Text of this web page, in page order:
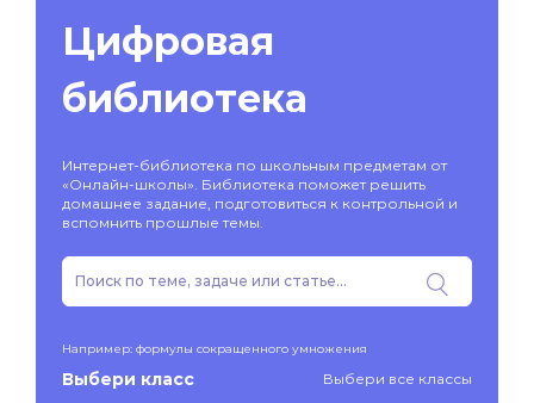
Цифровая
библиотека
Интернет-библиотека по школьным предметам от
«Онлайн-школы». Библиотека поможет решить
домашнее задание, подготовиться к контрольной и
вспомнить прошлые темы.
Например: формулы сокращенного умножения
Выбери класс Выбери все классы